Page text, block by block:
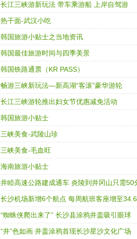
长江三峡游新玩法 带车乘游船 上岸自驾游
热干面-武汉小吃
韩国旅游小贴士之当地资讯
韩国最佳旅游时间与四季美景
韩国铁路通票（KR PASS）
畅游三峡新玩法—新高湖“客滚”豪华游轮
长江三峡游轮推出妇女节优惠减免活动
韩国旅游小贴士
三峡美食-武陵山珍
三峡美食-毛血旺
海南旅游小贴士
井睦高速公路建成通车 炎陵到井冈山只需50
长沙机场新增6个航点 每周航班客座增至
“蜘蛛侠爬出来了” 长沙县涂鸦井盖吸引眼球
“井”色如画 井盖涂鸦首现长沙星沙文化广场